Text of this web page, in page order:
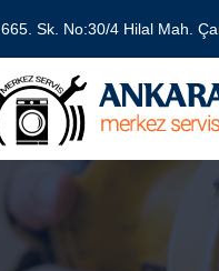
665. Sk. No:30/4 Hilal Mah.